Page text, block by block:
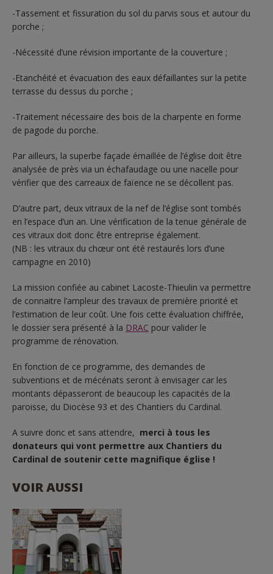
-Tassement et fissuration du sol du parvis sous et autour du
porche ;
-Nécessité d’une révision importante de la couverture ;
-Etanchéité et évacuation des eaux défaillantes sur la petite
terrasse du dessus du porche ;
-Traitement nécessaire des bois de la charpente en forme
de pagode du porche.
Par ailleurs, la superbe façade émaillée de l’église doit être
analysée de près via un échafaudage ou une nacelle pour
vérifier que des carreaux de faïence ne se décollent pas.
D’autre part, deux vitraux de la nef de l’église sont tombés
en l’espace d’un an. Une vérification de la tenue générale de
ces vitraux doit donc être entreprise également.
(NB : les vitraux du chœur ont été restaurés lors d’une
campagne en 2010)
La mission confiée au cabinet Lacoste-Thieulin va permettre
de connaitre l’ampleur des travaux de première priorité et
l’estimation de leur coût. Une fois cette évaluation chiffrée,
le dossier sera présenté à la DRAC pour valider le
programme de rénovation.
En fonction de ce programme, des demandes de
subventions et de mécénats seront à envisager car les
montants dépasseront de beaucoup les capacités de la
paroisse, du Diocèse 93 et des Chantiers du Cardinal.
A suivre donc et sans attendre, merci à tous les
donateurs qui vont permettre aux Chantiers du
Cardinal de soutenir cette magnifique église !
VOIR AUSSI